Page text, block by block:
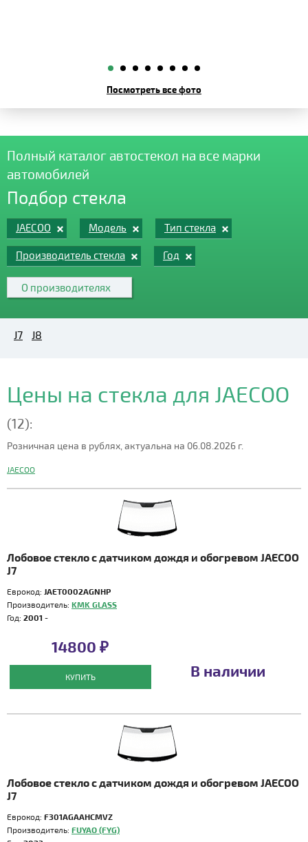
Посмотреть все фото
Полный каталог автостекол на все марки
автомобилей
Подбор стекла
JAECOO Модель Тип стекла
Производитель стекла Год
О производителях
J7 J8
Цены на стекла для JAECOO
(12):
Розничная цена в рублях, актуальна на 06.08.2026 г.
JAECOO
Лобовое стекло с датчиком дождя и обогревом JAECOO
J7
Еврокод: JAET0002AGNHP
Производитель: KMK GLASS
Год: 2001 -
14800 ₽
КУПИТЬ В наличии
Лобовое стекло с датчиком дождя и обогревом JAECOO
J7
Еврокод: F301AGAAHCMVZ
Производитель: FUYAO (FYG)